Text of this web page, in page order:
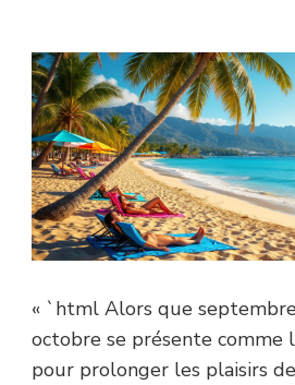
« `html Alors que
octobre se présente
pour prolonger les plaisirs